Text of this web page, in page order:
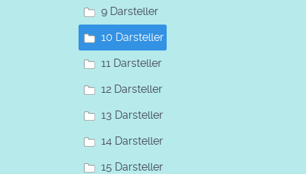
9 Darsteller
10 Darsteller
11 Darsteller
12 Darsteller
13 Darsteller
14 Darsteller
15 Darsteller